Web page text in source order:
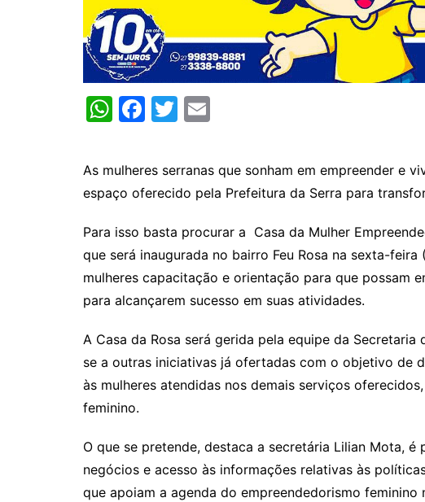
W
at
s
p
p
F
c
e
o
o
k
T
itt
er
ai
l
As mulheres serranas que sonham em empreender e
espaço oferecido pela Prefeitura da Serra para
Para isso basta procurar a Casa da Mulher
que será inaugurada no bairro Feu Rosa na sexta-
mulheres capacitação e orientação para que possam
para alcançarem sucesso em suas atividades.
A Casa da Rosa será gerida pela equipe da
se a outras iniciativas já ofertadas com o objetivo de
às mulheres atendidas nos demais serviços
feminino.
O que se pretende, destaca a secretária Lilian Mota,
negócios e acesso às informações relativas às
que apoiam a agenda do empreendedorismo feminino